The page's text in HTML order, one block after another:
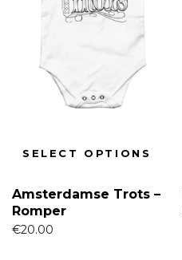
SELECT OPTIONS
Amsterdamse Trots –
Romper
€20.00